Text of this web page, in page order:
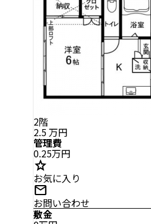
2階
2.5万円
管理費
0.25万円
star
お気に入り
mail
お問い合わせ
敷金